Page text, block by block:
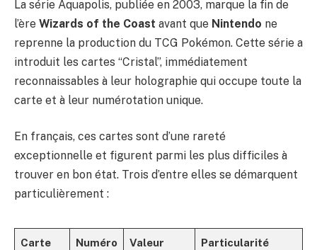
La série Aquapolis, publiée en 2003, marque la fin de
l’ère Wizards of the Coast avant que Nintendo ne
reprenne la production du TCG Pokémon. Cette série a
introduit les cartes “Cristal”, immédiatement
reconnaissables à leur holographie qui occupe toute la
carte et à leur numérotation unique.
En français, ces cartes sont d’une rareté
exceptionnelle et figurent parmi les plus difficiles à
trouver en bon état. Trois d’entre elles se démarquent
particulièrement :
Carte
Numéro
Valeur
Particularité